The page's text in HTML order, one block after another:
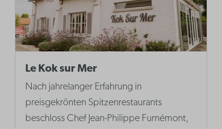
Le Kok sur Mer
Nach jahrelanger Erfahrung in
preisgekrönten Spitzenrestaurants
beschloss Chef Jean-Philippe Furnémont,